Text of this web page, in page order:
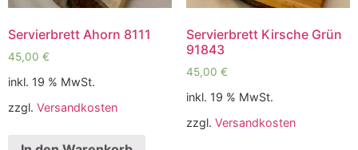
Servierbrett Ahorn 8111
45,00 €
inkl. 19 % MwSt.
zzgl. Versandkosten
Servierbrett Kirsche Grün
91843
45,00 €
inkl. 19 % MwSt.
zzgl. Versandkosten